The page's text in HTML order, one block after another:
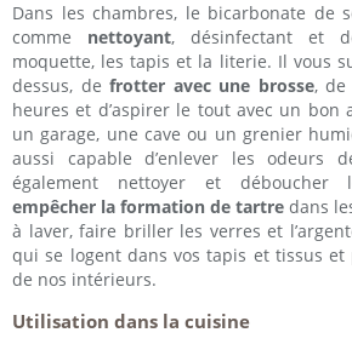
Dans les chambres, le bicarbonate de
comme nettoyant, désinfectant et
moquette, les tapis et la literie. Il vous
dessus, defrotter avec une brosse, de
heures et d’aspirer le tout avec un bon
un garage, une cave ou un grenier
aussi capable d’enlever les odeurs
également nettoyer et déboucher
empêcher la formation de tartre dans
à laver, faire briller les verres et
qui se logent dans vos tapis et tissus et
de nos intérieurs.
Utilisation dans la cuisine